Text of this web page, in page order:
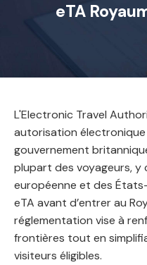
eTA
L'Electronic Travel
autorisation
gouvernement
plupart des voyageurs, y
européenne et des
eTA avant d’entrer au
réglementation vise à
frontières tout en
visiteurs éligibles.